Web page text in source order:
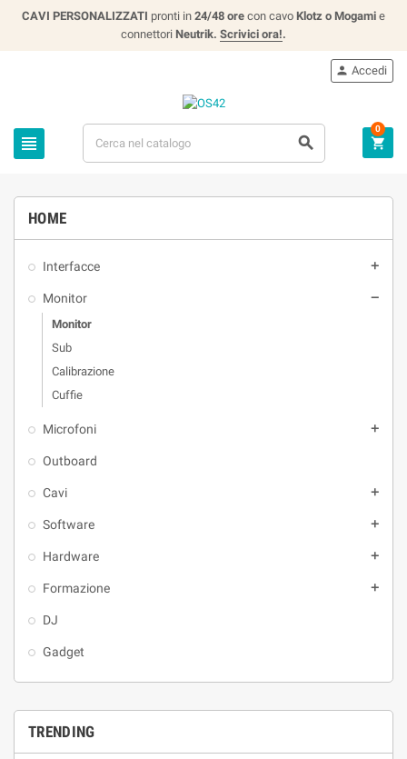
CAVI PERSONALIZZATI pronti in 24/48 ore con cavo Klotz o Mogami e
connettori Neutrik. Scrivici ora!.
 
 Accedi

0
HOME
Interfacce 
Monitor 
Monitor
Sub
Calibrazione
Cuffie
Microfoni 
Outboard
Cavi 
Software 
Hardware 
Formazione 
DJ
Gadget
TRENDING